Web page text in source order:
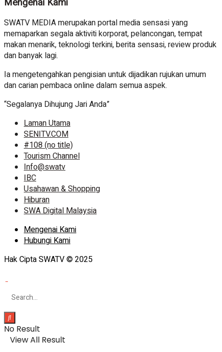
SWATV MEDIA merupakan portal media sensasi yang
memaparkan segala aktiviti korporat, pelancongan, tempat
makan menarik, teknologi terkini, berita sensasi, review produk
dan banyak lagi.
Ia mengetengahkan pengisian untuk dijadikan rujukan umum
dan carian pembaca online dalam semua aspek.
“Segalanya Dihujung Jari Anda”
Laman Utama
SENITV.COM
#108 (no title)
Tourism Channel
Info@swatv
IBC
Usahawan & Shopping
Hiburan
SWA Digital Malaysia
Mengenai Kami
Hubungi Kami
Hak Cipta SWATV © 2025
No Result
View All Result